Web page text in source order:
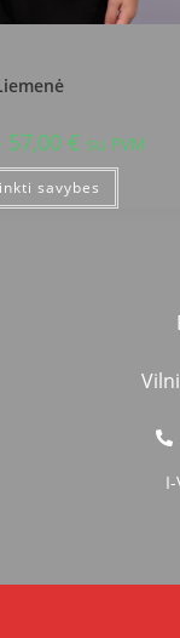
57,00 € su PVM
savybes